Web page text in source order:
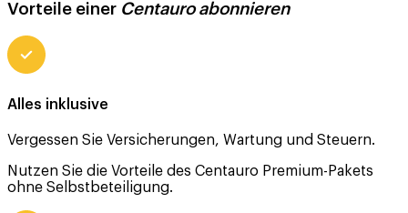
Vorteile einer Centauro abonnieren
Alles inklusive
Vergessen Sie Versicherungen, Wartung und Steuern.
Nutzen Sie die Vorteile des Centauro Premium-Pakets
ohne Selbstbeteiligung.